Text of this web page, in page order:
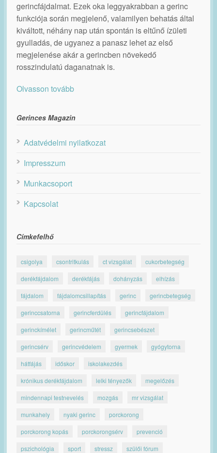
gerincfájdalmat. Ezek oka leggyakrabban a gerinc
funkciója során megjelenő, valamilyen behatás által
kiváltott, néhány nap után spontán is eltűnő ízületi
gyulladás, de ugyanez a panasz lehet az első
megjelenése akár a gerincben növekedő
rosszindulatú daganatnak is.
Olvasson tovább
Gerinces Magazin
Adatvédelmi nyilatkozat
Impresszum
Munkacsoport
Kapcsolat
Címkefelhő
csigolya csontritkulás ct vizsgálat cukorbetegség
derékfájdalom derékfájás dohányzás elhízás
fájdalom fájdalomcsillapítás gerinc gerincbetegség
gerinccsatorna gerincferdülés gerincfájdalom
gerinckímélet gerincműtét gerincsebészet
gerincsérv gerincvédelem gyermek gyógytorna
hátfájás időskor iskolakezdés
krónikus derékfájdalom lelki tényezők megelőzés
mindennapi testnevelés mozgás mr vizsgálat
munkahely nyaki gerinc porckorong
porckorong kopás porckorongsérv prevenció
pszichológia sport stressz szülői fórum